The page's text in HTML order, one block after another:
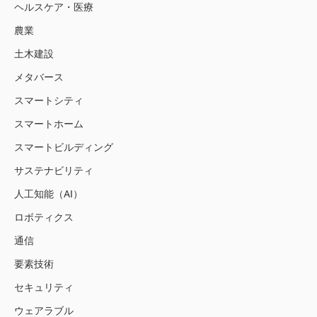
ヘルスケア・医療
農業
土木建設
メタバース
スマートシティ
スマートホーム
スマートビルディング
サステナビリティ
人工知能（AI）
ロボティクス
通信
要素技術
セキュリティ
ウェアラブル